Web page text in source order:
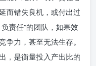
而错失良机，或付出过
责任”的团队，如果效
争力，甚至无法生存。
，是衡量投入产出比的